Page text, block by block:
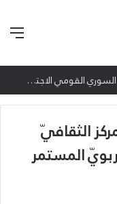
إطلاق المرصد الحقوقي القومي لمقاومة التطبيع تحت شعار: “سعادة لكل الأحرار”
الثقافيّ
المستمر